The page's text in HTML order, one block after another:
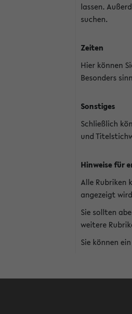
lassen.
suchen.
Zeiten
Hier können
Besonders
Sonstiges
Schließlich
und
Hinweise für
Alle Rubriken
angezeigt
Sie sollten
weitere
Sie können